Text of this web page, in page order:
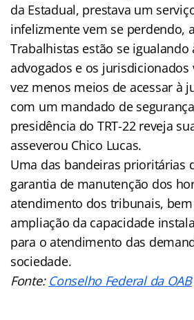
da Estadual, prestava um
infelizmente vem se perdendo,
Trabalhistas estão se igualando
advogados e os jurisdicionados
vez menos meios de acessar à
com um mandado de
presidência do TRT-22 reveja
asseverou Chico Lucas.
Uma das bandeiras prioritárias
garantia de manutenção dos
atendimento dos tribunais,
ampliação da capacidade
para o atendimento das
sociedade.
Fonte: Conselho Federal da OAB